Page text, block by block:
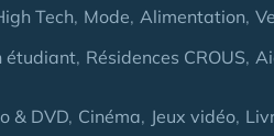
Tech Mode Alimentation
étudiant Résidences CROUS
& DVD Cinéma Jeux vidéo